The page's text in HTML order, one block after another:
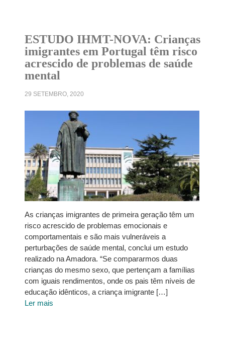
ESTUDO IHMT-NOVA: Crianças
imigrantes em Portugal têm risco
acrescido de problemas de saúde
mental
29 SETEMBRO, 2020
As crianças imigrantes de primeira geração têm um
risco acrescido de problemas emocionais e
comportamentais e são mais vulneráveis a
perturbações de saúde mental, conclui um estudo
realizado na Amadora. “Se compararmos duas
crianças do mesmo sexo, que pertençam a famílias
com iguais rendimentos, onde os pais têm níveis de
educação idênticos, a criança imigrante […]
Ler mais